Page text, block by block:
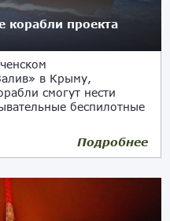
корабли проекта
в Крыму,
смогут нести
беспилотные
Подробнее